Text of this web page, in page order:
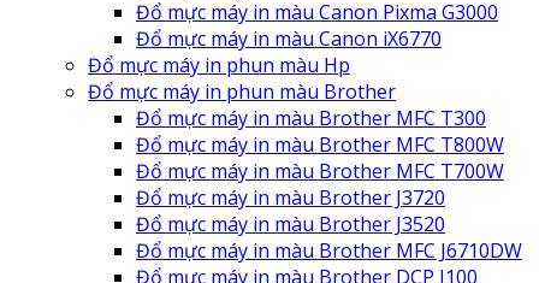
Đổ mực máy in màu Canon Pixma G3000
Đổ mực máy in màu Canon iX6770
Đổ mực máy in phun màu Hp
Đổ mực máy in phun màu Brother
Đổ mực máy in màu Brother MFC T300
Đổ mực máy in màu Brother MFC T800W
Đổ mực máy in màu Brother MFC T700W
Đổ mực máy in màu Brother J3720
Đổ mực máy in màu Brother J3520
Đổ mực máy in màu Brother MFC J6710DW
Đổ mực máy in màu Brother DCP J100